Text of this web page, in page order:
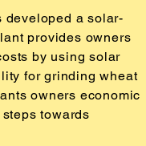
developed a solar-
provides owners
by using solar
for grinding wheat
owners economic
towards